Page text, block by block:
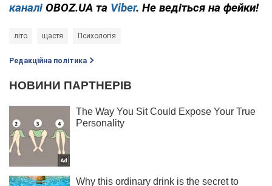
каналі OBOZ.UA та Viber. Не ведіться на фейки!
літо щастя Психологія
Редакційна політика